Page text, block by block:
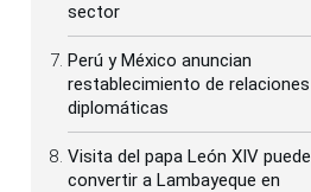
sector
Perú y México anuncian
restablecimiento de relaciones
diplomáticas
Visita del papa León XIV puede
convertir a Lambayeque en